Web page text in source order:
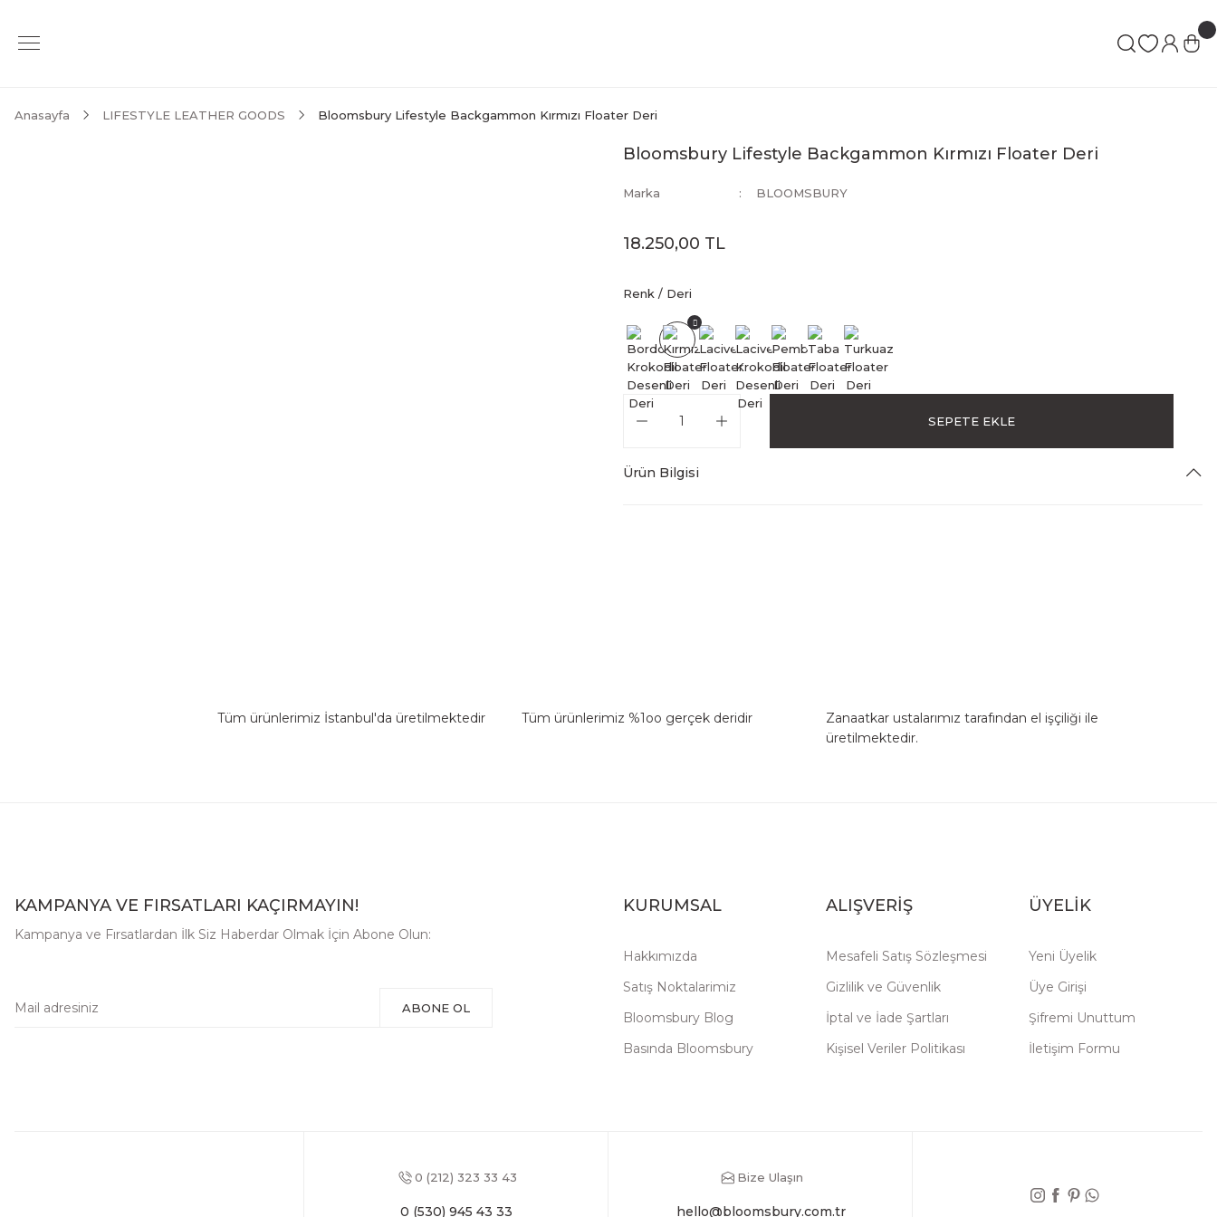
Anasayfa LIFESTYLE LEATHER GOODS Bloomsbury Lifestyle Backgammon Kırmızı Floater Deri
Bloomsbury Lifestyle Backgammon Kırmızı Floater Deri
Marka BLOOMSBURY
18.250,00 TL
Renk / Deri
SEPETE EKLE
Ürün Bilgisi
Tüm ürünlerimiz İstanbul'da üretilmektedir Tüm ürünlerimiz %1oo gerçek deridir
Zanaatkar ustalarımız tarafından el işçiliği ile
üretilmektedir.
KAMPANYA VE FIRSATLARI KAÇIRMAYIN!
Kampanya ve Fırsatlardan İlk Siz Haberdar Olmak İçin Abone Olun:
ABONE OL
KURUMSAL
Hakkımızda
Satış Noktalarimiz
Bloomsbury Blog
Basında Bloomsbury
ALIŞVERİŞ
Mesafeli Satış Sözleşmesi
Gizlilik ve Güvenlik
İptal ve İade Şartları
Kişisel Veriler Politikası
ÜYELİK
Yeni Üyelik
Üye Girişi
Şifremi Unuttum
İletişim Formu
0 (212) 323 33 43
0 (530) 945 43 33
Bize Ulaşın
hello@bloomsbury.com.tr